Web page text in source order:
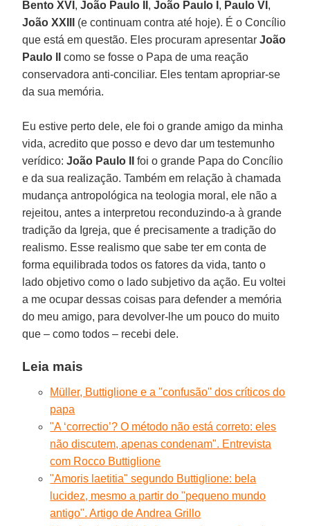
Bento XVI ,João Paulo II ,João Paulo I , Paulo VI ,
João XXIII
(e continuam contra até hoje). É o Concílio
que está em questão. Eles procuram apresentarJoão
Paulo II
como se fosse o Papa de uma reação
conservadora anti-conciliar. Eles tentam apropriar-se
da sua memória.
Eu estive perto dele, ele foi o grande amigo da minha
vida, acredito que posso e devo dar um testemunho
verídico:João Paulo II
foi o grande Papa do Concílio
e da sua realização. Também em relação à chamada
mudança antropológica na teologia moral, ele não a
rejeitou, antes a interpretou reconduzindo-a à grande
tradição da Igreja, que é precisamente a tradição do
realismo. Esse realismo que sabe ter em conta de
forma equilibrada todos os fatores da vida, tanto o
lado objetivo como o lado subjetivo da ação. Eu voltei
a me ocupar dessas coisas para defender a memória
do meu amigo, para devolver-lhe um pouco do muito
que – como todos – recebi dele.
Leia mais
Müller, Buttiglione e a ''confusão'' dos críticos do
papa
"A ‘correctio’? O método não está correto: eles
não discutem, apenas condenam". Entrevista
com Rocco Buttiglione
"Amoris laetitia" segundo Buttiglione: bela
lucidez, mesmo a partir do "pequeno mundo
antigo". Artigo de Andrea Grillo